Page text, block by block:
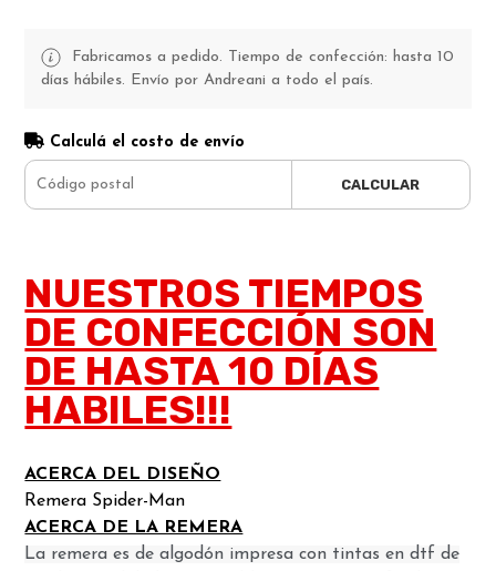
Fabricamos a pedido. Tiempo de confección: hasta 10
días hábiles. Envío por Andreani a todo el país.
Calculá el costo de envío
CALCULAR
NUESTROS TIEMPOS
DE CONFECCIÓN SON
DE HASTA 10 DÍAS
HABILES!!!
ACERCA DEL DISEÑO
Remera Spider-Man
ACERCA DE LA REMERA
La remera es de algodón impresa con tintas en dtf de